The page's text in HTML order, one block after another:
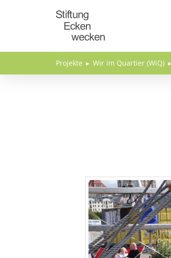
Projekte Wir im Quartier (WiQ)